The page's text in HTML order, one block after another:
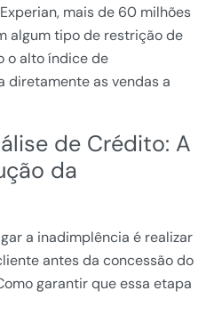
mais de 60 milhões
algum tipo de restrição de
o alto índice de
diretamente as vendas a
de Crédito: A
da
a inadimplência é realizar
antes da concessão do
garantir que essa etapa